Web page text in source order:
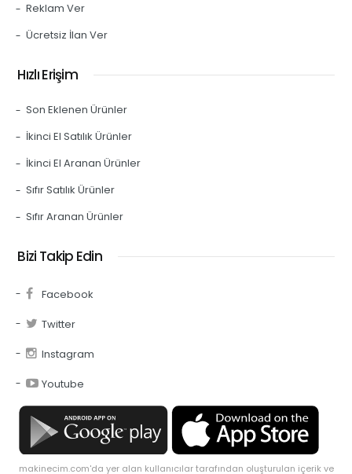
Reklam Ver
Ücretsiz İlan Ver
Hızlı Erişim
Son Eklenen Ürünler
İkinci El Satılık Ürünler
İkinci El Aranan Ürünler
Sıfır Satılık Ürünler
Sıfır Aranan Ürünler
Bizi Takip Edin
Facebook
Twitter
Instagram
Youtube
makinecim.com'da yer alan kullanıcılar tarafından oluşturulan içerik ve